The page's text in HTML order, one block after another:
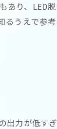
り、LED
うえで参考
力が低す